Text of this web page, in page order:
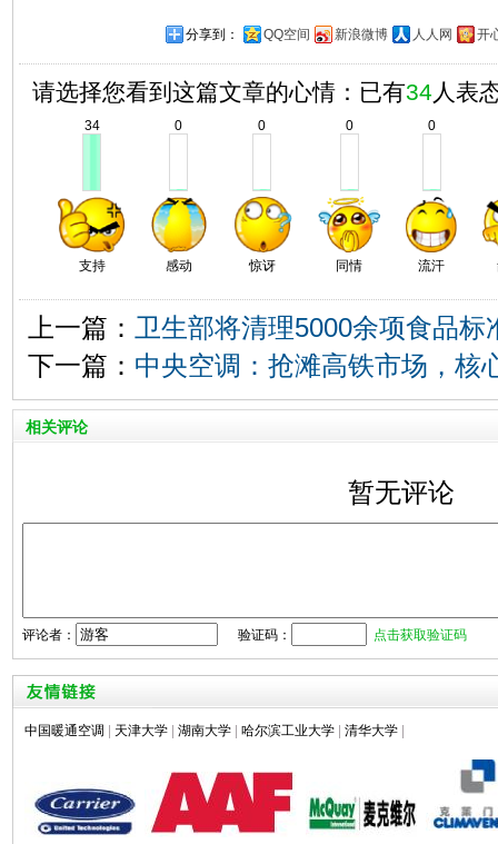
分享到： QQ空间 新浪微博 人人网 开
请选择您看到这篇文章的心情：已有34 人表
34
支持
0
感动
0
惊讶
0
同情
0
流汗
上一篇： 卫生部将清理5000余项食品标
下一篇： 中央空调：抢滩高铁市场，核
相关评论
暂无评论
评论者： 验证码： 点击获取验证码
中国暖通空调 天津大学 湖南大学 哈尔滨工业大学 清华大学